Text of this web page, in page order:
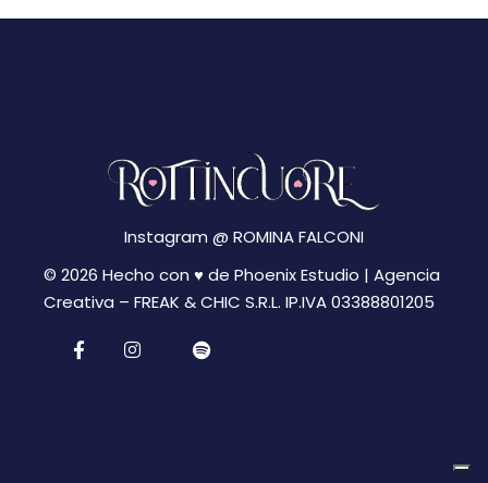
Instagram @ ROMINA FALCONI
© 2026 Hecho con ♥ de Phoenix Estudio | Agencia
Creativa –FREAK & CHIC S.R.L. IP.IVA 03388801205